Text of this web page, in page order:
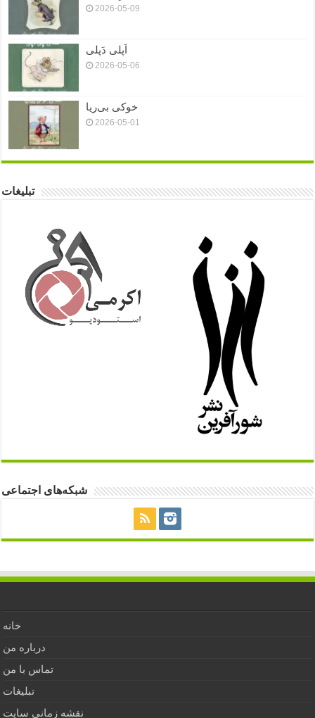
2026-05-09
اَپلی دَپلی
2026-05-06
خوکی بی‌ریا
2026-05-01
تبلیغات
شبکه‌های اجتماعی
خانه
درباره من
تماس با من
تبلیغات
نقشه زمانی سایت